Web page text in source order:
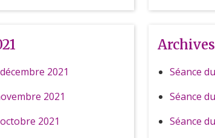
2021
2021
2021
Séance
Séance
Séance